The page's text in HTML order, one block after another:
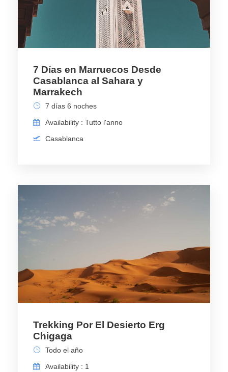
7 Días en Marruecos Desde
Casablanca al Sahara y
Marrakech
7 días 6 noches
Availability : Tutto l'anno
Casablanca
Trekking Por El Desierto Erg
Chigaga
Todo el año
Availability : 1